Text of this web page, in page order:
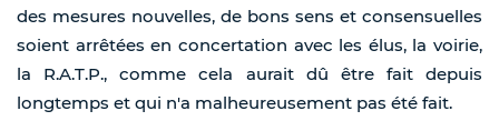
des mesures nouvelles, de bons sens et consensuelles
soient arrêtées en concertation avec les élus, la voirie,
la R.A.T.P., comme cela aurait dû être fait depuis
longtemps et qui n'a malheureusement pas été fait.